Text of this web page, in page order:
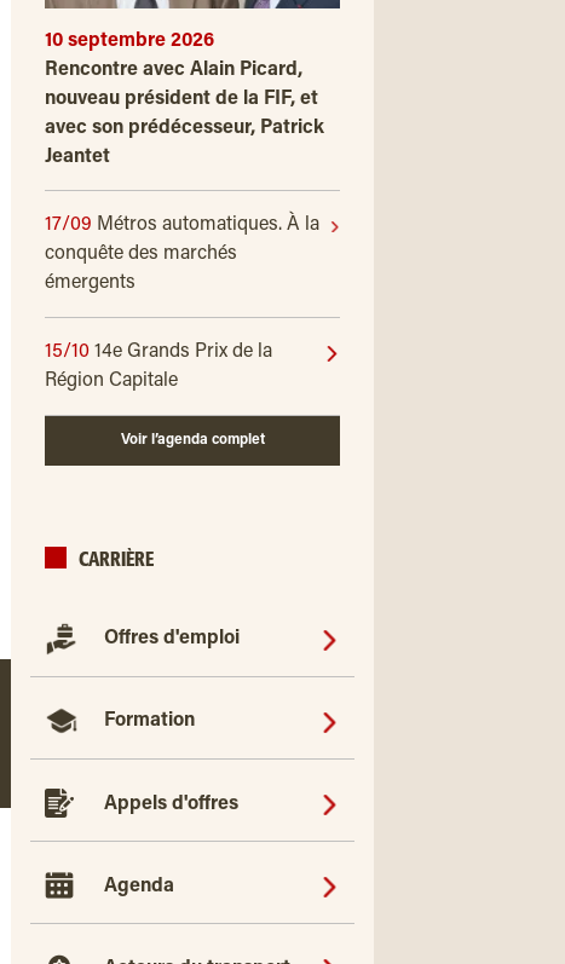
10 septembre 2026
Rencontre avec Alain Picard,
nouveau président de la FIF, et
avec son prédécesseur, Patrick
Jeantet
17/09 Métros automatiques. À la
conquête des marchés
émergents
15/10 14e Grands Prix de la
Région Capitale
Voir l’agenda complet
CARRIÈRE
Offres d'emploi
Formation
Appels d'offres
Agenda